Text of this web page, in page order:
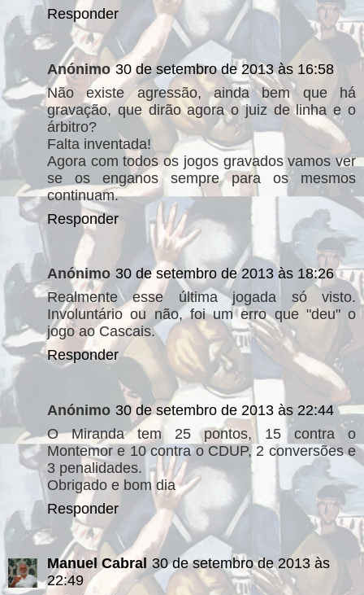
Responder
Anónimo 30 de setembro de 2013 às 16:58
Não existe agressão, ainda bem que há
gravação, que dirão agora o juiz de linha e o
árbitro?
Falta inventada!
Agora com todos os jogos gravados vamos ver
se os enganos sempre para os mesmos
continuam.
Responder
Anónimo 30 de setembro de 2013 às 18:26
Realmente esse última jogada só visto.
Involuntário ou não, foi um erro que "deu" o
jogo ao Cascais.
Responder
Anónimo 30 de setembro de 2013 às 22:44
O Miranda tem 25 pontos, 15 contra o
Montemor e 10 contra o CDUP, 2 conversões e
3 penalidades.
Obrigado e bom dia
Responder
Manuel Cabral 30 de setembro de 2013 às
22:49